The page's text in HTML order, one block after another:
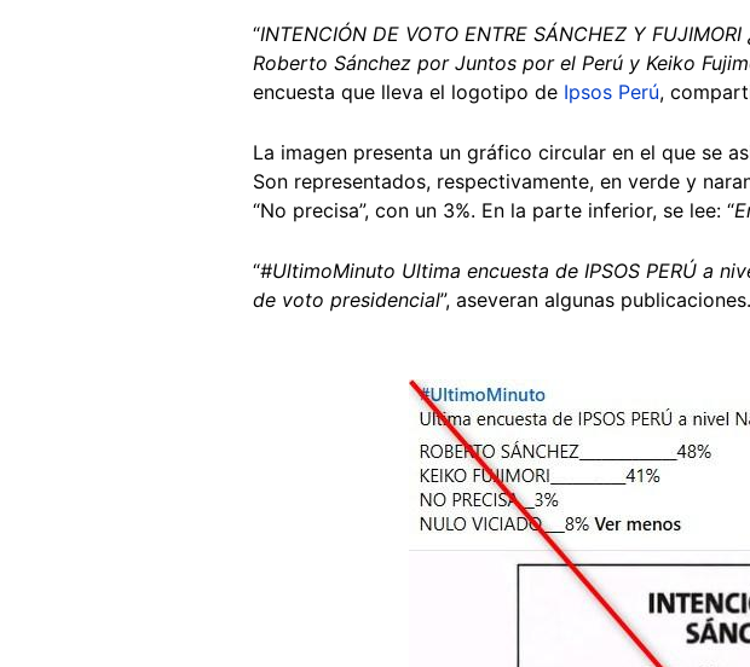
“INTENCIÓN DE VOTO ENTRE SÁNCHEZ Y
Roberto Sánchez por Juntos por el Perú y Keiko
encuesta que lleva el logotipo de Ipsos Perú,
La imagen presenta un gráfico circular en el que se
Son representados, respectivamente, en verde y
“No precisa”, con un 3%. En la parte inferior, se lee: “
“#UltimoMinuto Ultima encuesta de IPSOS PERÚ a
de voto presidencial”, aseveran algunas publicaciones.